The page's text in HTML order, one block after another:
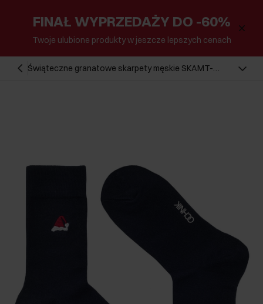
FINAŁ WYPRZEDAŻY DO -60%
Twoje ulubione produkty w jeszcze lepszych cenach
Świąteczne granatowe skarpety męskie SKAMT-